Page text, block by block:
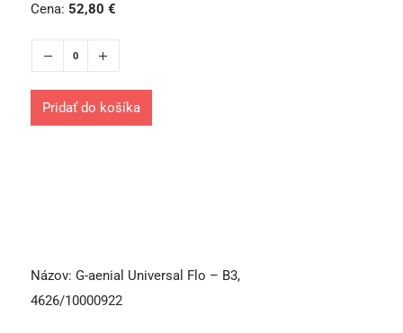
Cena: 52,80 €
Pridať do košíka
Názov: G-aenial Universal Flo – B3,
4626/10000922